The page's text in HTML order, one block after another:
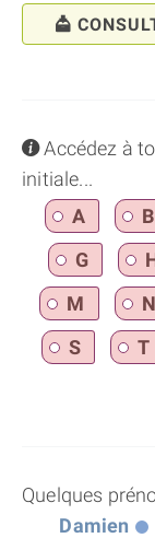
infoAccédez à
initiale...
A
B
G
M
N
S
T
Quelques
Damien